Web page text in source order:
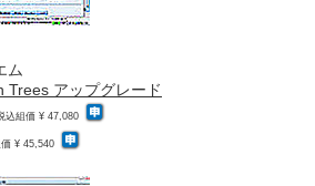
ム
Trees アップグレード
込組価 ¥ 47,080
¥ 45,540